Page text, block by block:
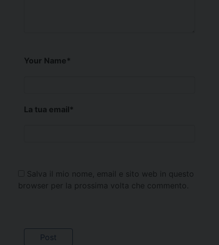
Your Name*
La tua email*
Salva il mio nome, email e sito web in questo
browser per la prossima volta che commento.